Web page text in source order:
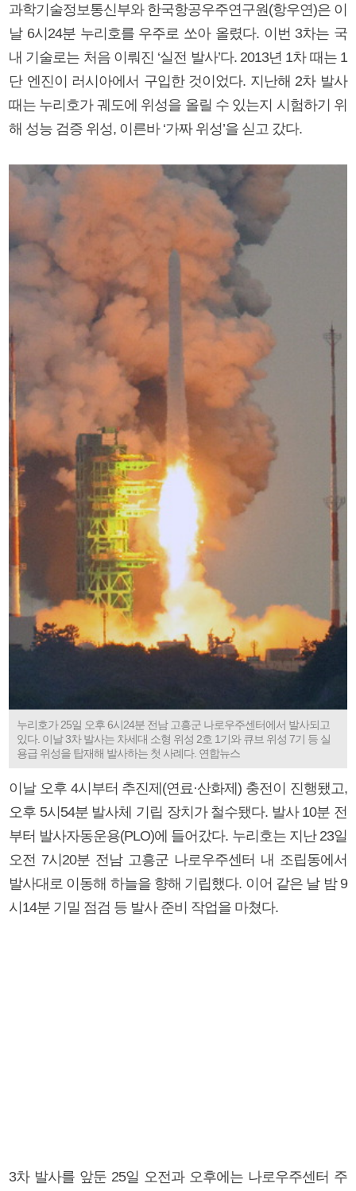
과학기술정보통신부와 한국항공우주연구원(항우연)은 이
날 6시24분 누리호를 우주로 쏘아 올렸다. 이번 3차는 국
내 기술로는 처음 이뤄진 ‘실전 발사’다. 2013년 1차 때는 1
단 엔진이 러시아에서 구입한 것이었다. 지난해 2차 발사
때는 누리호가 궤도에 위성을 올릴 수 있는지 시험하기 위
해 성능 검증 위성, 이른바 ‘가짜 위성’을 싣고 갔다.
누리호가 25일 오후 6시24분 전남 고흥군 나로우주센터에서 발사되고
있다. 이날 3차 발사는 차세대 소형 위성 2호 1기와 큐브 위성 7기 등 실
용급 위성을 탑재해 발사하는 첫 사례다. 연합뉴스
이날 오후 4시부터 추진제(연료·산화제) 충전이 진행됐고,
오후 5시54분 발사체 기립 장치가 철수됐다. 발사 10분 전
부터 발사자동운용(PLO)에 들어갔다. 누리호는 지난 23일
오전 7시20분 전남 고흥군 나로우주센터 내 조립동에서
발사대로 이동해 하늘을 향해 기립했다. 이어 같은 날 밤 9
시14분 기밀 점검 등 발사 준비 작업을 마쳤다.
3차 발사를 앞둔 25일 오전과 오후에는 나로우주센터 주